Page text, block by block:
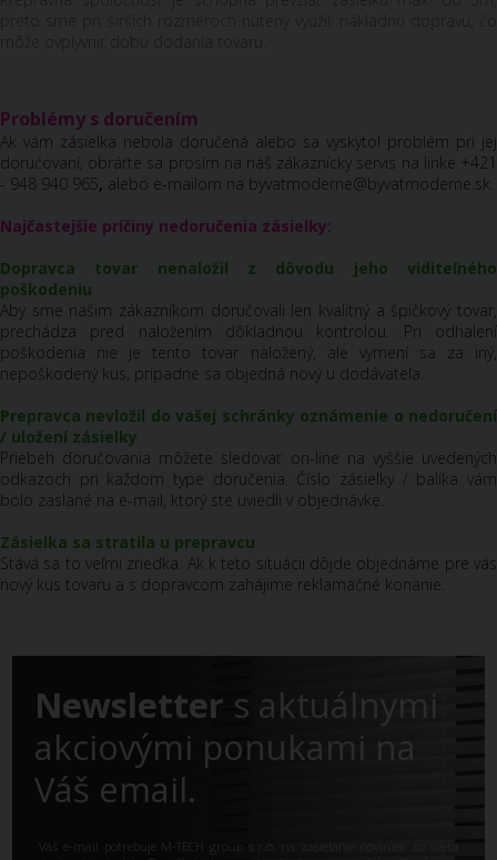
Problémy s doručením
Ak vám zásielka nebola doručená alebo sa vyskytol problém pri jej
doručovaní, obráťte sa prosím na náš zákaznícky servis na linke +421
- 948 940 965, alebo e-mailom na byvatmoderne@byvatmoderne.sk.
Najčastejšie príčiny nedoručenia zásielky:
Dopravca tovar nenaložil z dôvodu jeho viditeľného
poškodeniu
Aby sme našim zákazníkom doručovali len kvalitný a špičkový tovar,
prechádza pred naložením dôkladnou kontrolou. Pri odhalení
poškodenia nie je tento tovar naložený, ale vymení sa za iný,
nepoškodený kus, prípadne sa objedná nový u dodávateľa.
Prepravca nevložil do vašej schránky oznámenie o nedoručení
/ uložení zásielky
Priebeh doručovania môžete sledovať on-line na vyššie uvedených
odkazoch pri každom type doručenia. Číslo zásielky / balíka vám
bolo zaslané na e-mail, ktorý ste uviedli v objednávke.
Zásielka sa stratila u prepravcu
Stává sa to veľmi zriedka. Ak k teto situácii dôjde objednáme pre vás
nový kus tovaru a s dopravcom zahájime reklamačné konanie.
Newsletter s aktuálnymi
akciovými ponukami na
Váš email.
Váš e-mail potrebuje M-TECH group s.r.o. na zasielanie noviniek zo sveta